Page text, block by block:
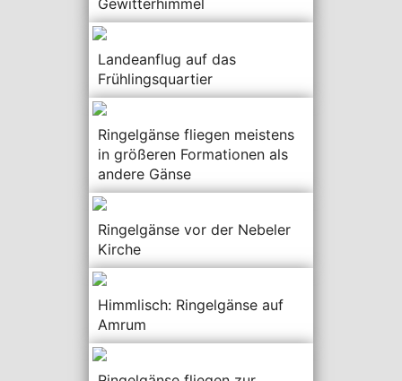
Landeanflug auf das
Frühlingsquartier
Ringelgänse fliegen meistens
in größeren Formationen als
andere Gänse
Ringelgänse vor der Nebeler
Kirche
Himmlisch: Ringelgänse auf
Amrum